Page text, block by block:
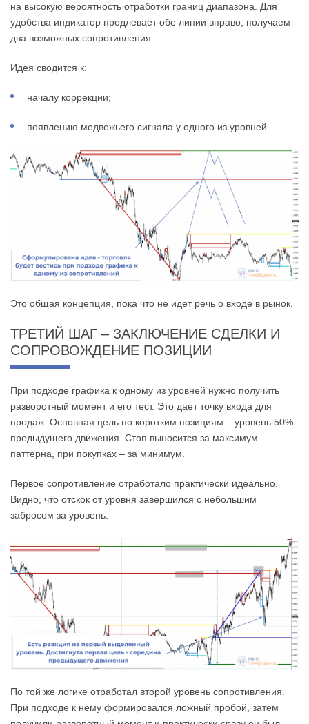
на высокую вероятность отработки границ диапазона. Для
удобства индикатор продлевает обе линии вправо, получаем
два возможных сопротивления.
Идея сводится к:
началу коррекции;
появлению медвежьего сигнала у одного из уровней.
Это общая концепция, пока что не идет речь о входе в рынок.
ТРЕТИЙ ШАГ – ЗАКЛЮЧЕНИЕ СДЕЛКИ И
СОПРОВОЖДЕНИЕ ПОЗИЦИИ
При подходе графика к одному из уровней нужно получить
разворотный момент и его тест. Это дает точку входа для
продаж. Основная цель по коротким позициям – уровень 50%
предыдущего движения. Стоп выносится за максимум
паттерна, при покупках – за минимум.
Первое сопротивление отработало практически идеально.
Видно, что отскок от уровня завершился с небольшим
забросом за уровень.
По той же логике отработал второй уровень сопротивления.
При подходе к нему формировался ложный пробой, затем